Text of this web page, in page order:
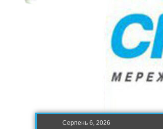
Серпень 6, 2026